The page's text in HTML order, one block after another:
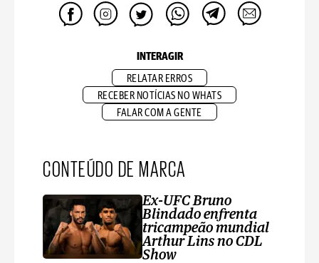
INTERAGIR
RELATAR ERROS
RECEBER NOTÍCIAS NO WHATS
FALAR COM A GENTE
CONTEÚDO DE MARCA
Ex-UFC Bruno
Blindado enfrenta
tricampeão mundial
Arthur Lins no CDL
Show